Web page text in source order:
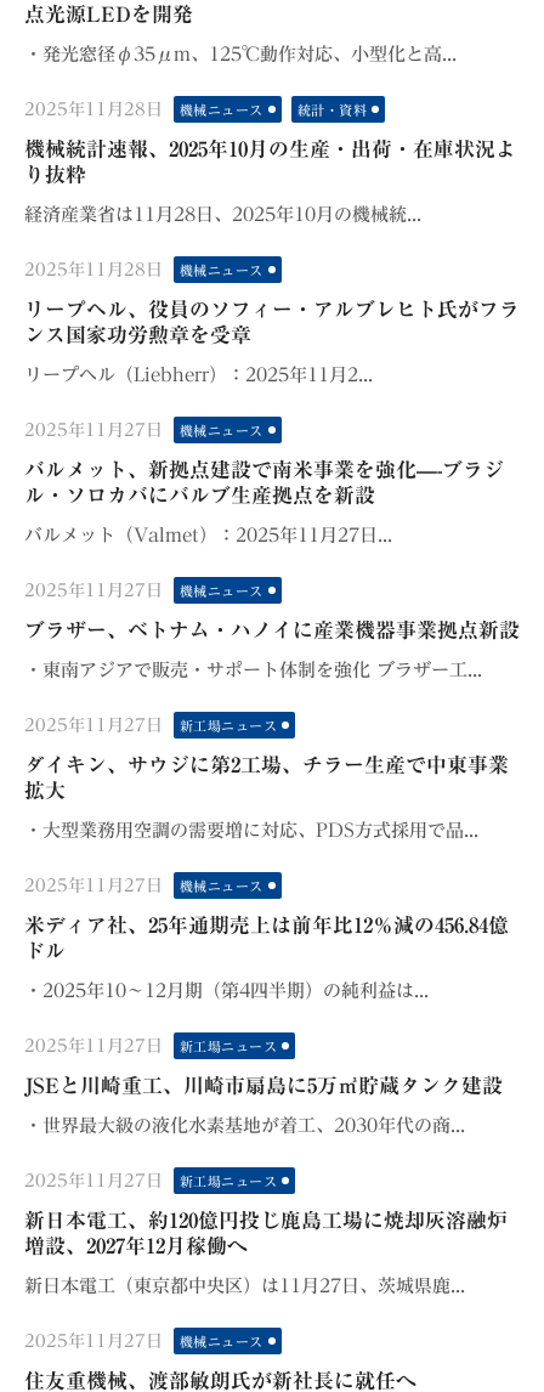
点光源LEDを開発
・発光窓径φ35μm、125℃動作対応、小型化と高...
Posted
on
2025年11月28日 機械ニュース 統計・資料
機械統計速報、2025年10月の生産・出荷・在庫状況よ
り抜粋
経済産業省は11月28日、2025年10月の機械統...
Posted
on
2025年11月28日 機械ニュース
リープヘル、役員のソフィー・アルブレヒト氏がフラ
ンス国家功労勲章を受章
リープヘル（Liebherr）：2025年11月2...
Posted
on
2025年11月27日 機械ニュース
バルメット、新拠点建設で南米事業を強化—-ブラジ
ル・ソロカバにバルブ生産拠点を新設
バルメット（Valmet）：2025年11月27日...
Posted
on
2025年11月27日 機械ニュース
ブラザー、ベトナム・ハノイに産業機器事業拠点新設
・東南アジアで販売・サポート体制を強化 ブラザー工...
Posted
on
2025年11月27日 新工場ニュース
ダイキン、サウジに第2工場、チラー生産で中東事業
拡大
・大型業務用空調の需要増に対応、PDS方式採用で品...
Posted
on
2025年11月27日 機械ニュース
米ディア社、25年通期売上は前年比12％減の456.84億
ドル
・2025年10～12月期（第4四半期）の純利益は...
Posted
on
2025年11月27日 新工場ニュース
JSEと川崎重工、川崎市扇島に5万㎥貯蔵タンク建設
・世界最大級の液化水素基地が着工、2030年代の商...
Posted
on
2025年11月27日 新工場ニュース
新日本電工、約120億円投じ鹿島工場に焼却灰溶融炉
増設、2027年12月稼働へ
新日本電工（東京都中央区）は11月27日、茨城県鹿...
Posted
on
2025年11月27日 機械ニュース
住友重機械、渡部敏朗氏が新社長に就任へ